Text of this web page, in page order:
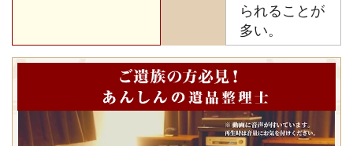
られることが
多い。